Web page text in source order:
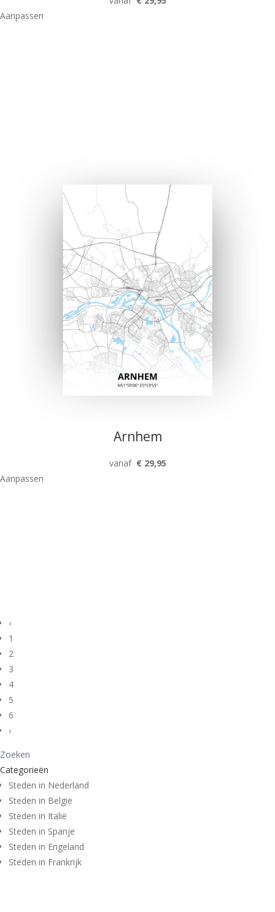
Aanpassen
Arnhem
vanaf € 29,95
Aanpassen
‹
1
2
3
4
5
6
›
Categorieën
Steden in Nederland
Steden in België
Steden in Italië
Steden in Spanje
Steden in Engeland
Steden in Frankrijk